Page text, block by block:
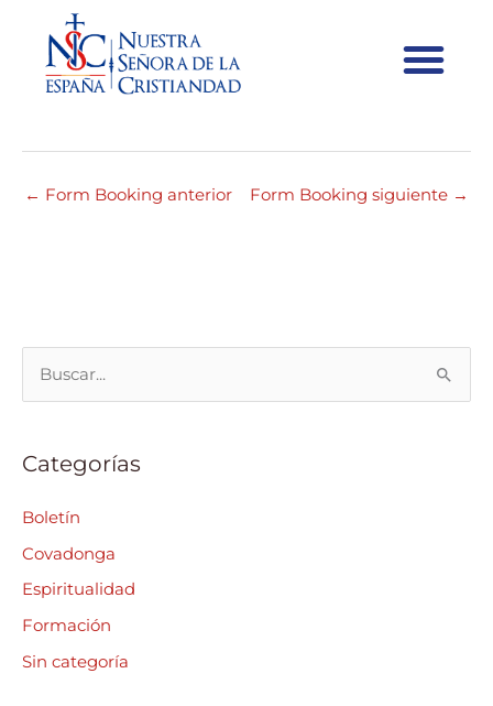
#35514 21:00 – 22:00
← Form Booking anterior Form Booking siguiente →
c
a
r
:
Categorías
Boletín
Covadonga
Espiritualidad
Formación
Sin categoría